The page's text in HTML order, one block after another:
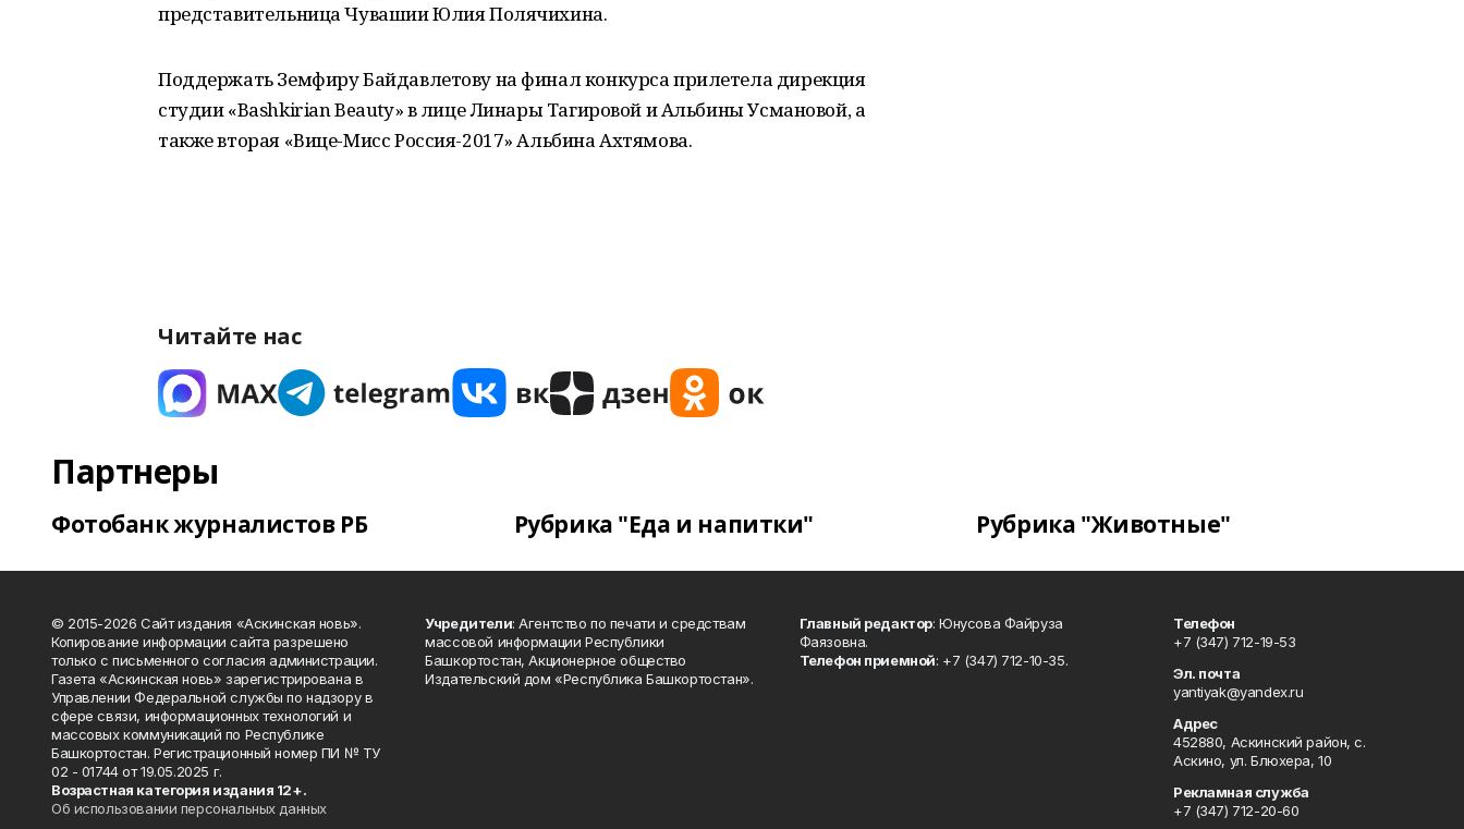
представительница Чувашии Юлия Полячихина.
Поддержать Земфиру Байдавлетову на финал конкурса прилетела дирекция
студии «Bashkirian Beauty» в лице Линары Тагировой и Альбины Усмановой, а
также вторая «Вице-Мисс Россия-2017» Альбина Ахтямова.
Читайте нас
Партнеры
Фотобанк журналистов РБ Рубрика "Еда и напитки" Рубрика "Животные"
© 2015-2026 Сайт издания «Аскинская новь».
Копирование информации сайта разрешено
только с письменного согласия администрации.
Газета «Аскинская новь» зарегистрирована в
Управлении Федеральной службы по надзору в
сфере связи, информационных технологий и
массовых коммуникаций по Республике
Башкортостан. Регистрационный номер ПИ № ТУ
02 - 01744 от 19.05.2025 г.
Возрастная категория издания 12+.
Об использовании персональных данных
Учредители: Агентство по печати и средствам
массовой информации Республики
Башкортостан, Акционерное общество
Издательский дом «Республика Башкортостан».
Главный редактор: Юнусова Файруза
Фаязовна.
Телефон приемной: +7 (347) 712-10-35.
Телефон
+7 (347) 712-19-53
Эл. почта
yantiyak@yandex.ru
Адрес
452880, Аскинский район, с.
Аскино, ул. Блюхера, 10
Рекламная служба
+7 (347) 712-20-60